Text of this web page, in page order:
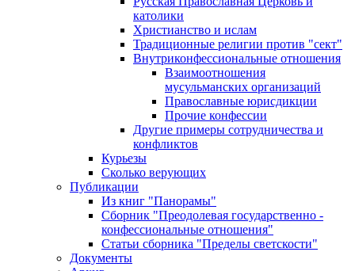
католики
Христианство и ислам
Традиционные религии против "сект"
Внутриконфессиональные отношения
Взаимоотношения
мусульманских организаций
Православные юрисдикции
Прочие конфессии
Другие примеры сотрудничества и
конфликтов
Курьезы
Сколько верующих
Публикации
Из книг "Панорамы"
Сборник "Преодолевая государственно -
конфессиональные отношения"
Статьи сборника "Пределы светскости"
Документы